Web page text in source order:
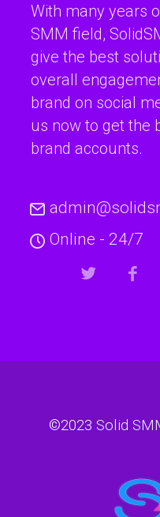
With many years
SMM field,
give the best
overall
brand on social
us now to get the
brand accounts.
Online - 24/7
©2023 Solid